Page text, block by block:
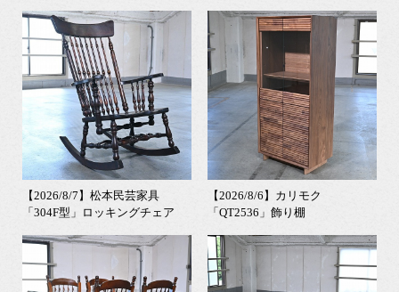
【2026/8/7】松本民芸家具
「304F型」ロッキングチェア
【2026/8/6】カリモク
「QT2536」飾り棚